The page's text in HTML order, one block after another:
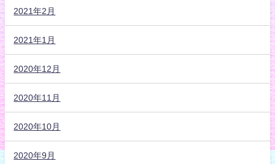
2021年2月
2021年1月
2020年12月
2020年11月
2020年10月
2020年9月